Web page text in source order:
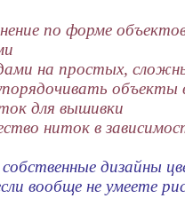
по форме
на простых,
объекты
для вышивки
ниток в
дизайны
вообще не умеете